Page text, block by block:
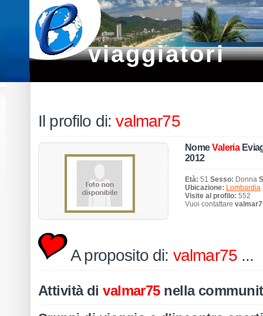
viaggiatori
Il profilo di:valmar75
NomeValeria
2012
Età: 51 Sesso: Donna
Ubicazione: Lombardia
Visite al profilo: 552
Vuoi contattare
A proposito di: valmar75 ...
Attività di valmar75nella